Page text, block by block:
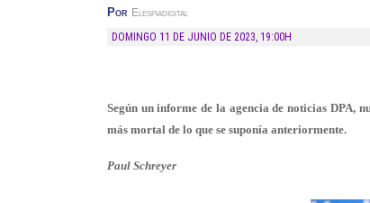
Por Elespiadigital
DOMINGO 11 DE JUNIO DE 2023, 19:00H
Según un informe de la agencia de noticias DPA,
más mortal de lo que se suponía anteriormente.
Paul Schreyer